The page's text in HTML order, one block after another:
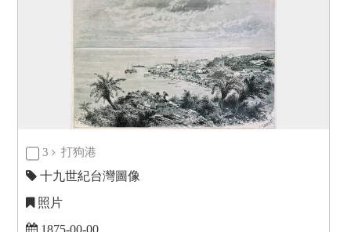
3 打狗港
十九世紀台灣圖像
照片